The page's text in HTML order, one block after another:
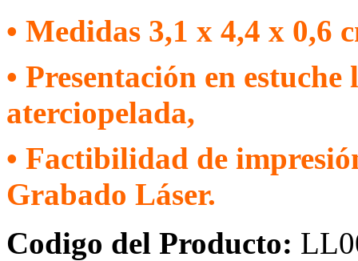
• Medidas 3,1 x 4,4 x 0,6
• Presentación en
aterciopelada,
• Factibilidad de
Grabado Láser.
Codigo del Producto: